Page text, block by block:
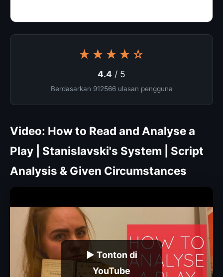
★★★★☆
4.4 / 5
Berdasarkan 912566 ulasan pengguna
Video: How to Read and Analyse a
Play | Stanislavski's System | Script
Analysis & Given Circumstances
▶ Tonton di
YouTube